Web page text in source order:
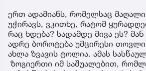
ერთ ადამიანს, რომელსაც
უჭირავს, ვკითხე, რატომ
რაც ხდება? სადამდე მივა ეს?
ადრე ბოროტება უმცირესი
ახლა ზვავის ტოლია. ამას
ზოგიერთი იმ საშუალებით,